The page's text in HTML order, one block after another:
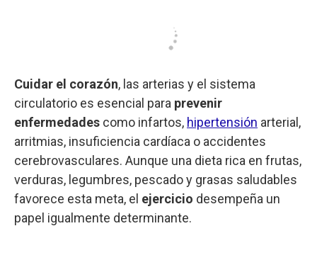
Cuidar el corazón, las arterias y el sistema
circulatorio es esencial para prevenir
enfermedades como infartos, hipertensión arterial,
arritmias, insuficiencia cardíaca o accidentes
cerebrovasculares. Aunque una dieta rica en frutas,
verduras, legumbres, pescado y grasas saludables
favorece esta meta, el ejercicio desempeña un
papel igualmente determinante.